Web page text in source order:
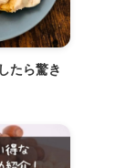
たら驚き